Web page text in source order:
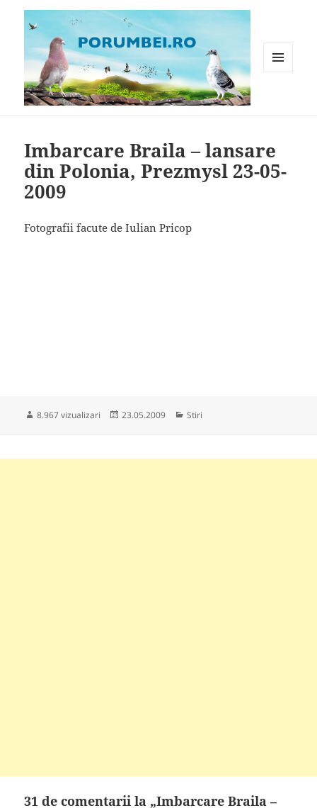
Imbarcare Braila – lansare
din Polonia, Prezmysl 23-05-
2009
Fotografii facute de Iulian Pricop
8.967 vizualizari
Publicat
23.05.2009 Categorii
Stiri
31 de comentarii la „Imbarcare Braila –